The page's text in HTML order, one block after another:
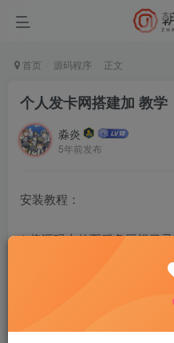
首页 源码程序 正文
个人发卡网搭建加 教学
淼炎
5年前发布
安装教程：
1.将源码上传至服务器根目录